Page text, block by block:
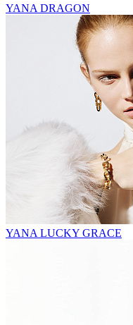
YANA DRAGON
YANA LUCKY GRACE